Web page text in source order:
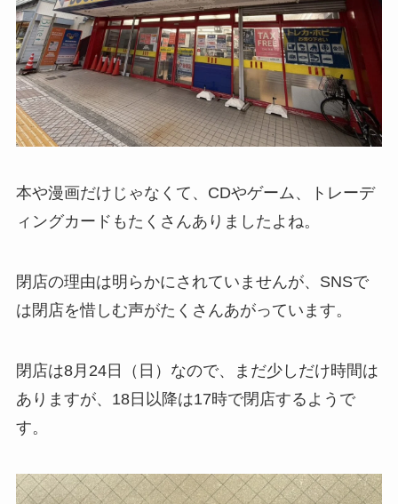
本や漫画だけじゃなくて、CDやゲーム、トレーデ
ィングカードもたくさんありましたよね。
閉店の理由は明らかにされていませんが、SNSで
は閉店を惜しむ声がたくさんあがっています。
閉店は8月24日（日）なので、まだ少しだけ時間は
ありますが、18日以降は17時で閉店するようで
す。